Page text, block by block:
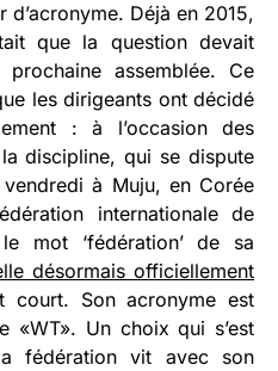
Déjà en 2015,
que la question devait
assemblée. Ce
les dirigeants ont décidé
: à l’occasion des
discipline, qui se dispute
à Muju, en Corée
internationale de
mot ‘fédération’ de sa
désormais officiellement
Son acronyme est
«WT». Un choix qui s’est
fédération vit avec son